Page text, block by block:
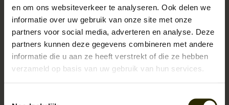
en om ons websiteverkeer te analyseren. Ook delen we
informatie over uw gebruik van onze site met onze
partners voor social media, adverteren en analyse. Deze
partners kunnen deze gegevens combineren met andere
informatie die u aan ze heeft verstrekt of die ze hebben
verzameld op basis van uw gebruik van hun services.